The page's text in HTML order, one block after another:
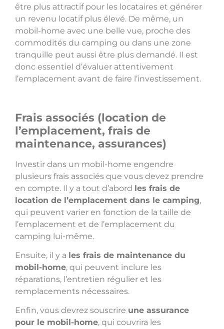
être plus attractif pour les locataires et générer
un revenu locatif plus élevé. De même, un
mobil-home avec une belle vue, proche des
commodités du camping ou dans une zone
tranquille peut aussi être plus demandé. Il est
donc essentiel d’évaluer attentivement
l’emplacement avant de faire l’investissement.
Frais associés (location de
l’emplacement, frais de
maintenance, assurances)
Investir dans un mobil-home engendre
plusieurs frais associés que vous devez prendre
en compte. Il y a tout d’abord les frais de
location de l’emplacement dans le camping,
qui peuvent varier en fonction de la taille de
l’emplacement et de l’emplacement du
camping lui-même.
Ensuite, il y a les frais de maintenance du
mobil-home, qui peuvent inclure les
réparations, l’entretien régulier et les
remplacements nécessaires.
Enfin, vous devrez souscrire une assurance
pour le mobil-home, qui couvrira les